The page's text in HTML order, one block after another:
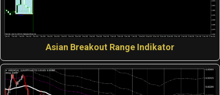
Asian Breakout Range Indikator